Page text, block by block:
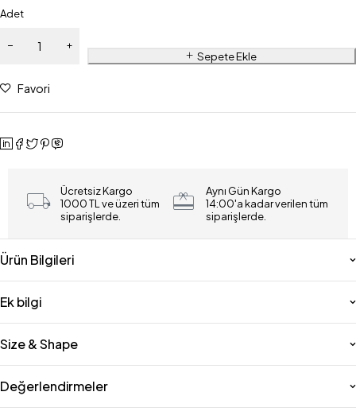
Adet
Sepete Ekle
Favori
Ücretsiz Kargo
1000 TL ve üzeri tüm
siparişlerde.
Aynı Gün Kargo
14:00'a kadar verilen tüm
siparişlerde.
Ürün Bilgileri
Ek bilgi
Size & Shape
Değerlendirmeler